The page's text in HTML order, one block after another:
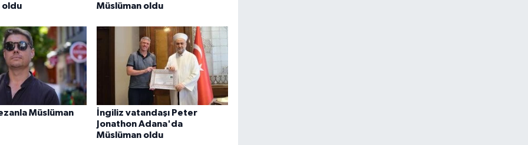
oldu
Müslüman oldu
Müslüman
İngiliz vatandaşı Peter
Jonathon Adana'da
Müslüman oldu